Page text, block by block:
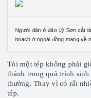
Người dân ở đảo Lý Sơn cắt
hoạch ở ngoài đồng mang về
Tỏi một tép không phải
thành trong quá trình
thường. Thay vì có rất
tép.